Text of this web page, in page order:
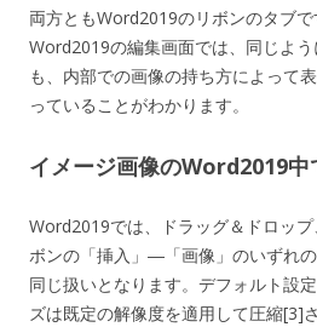
両方ともWord2019のリボンのタブで
Word2019の編集画面では、同じよ
も、内部での画像の持ち方によって
っていることがわかります。
イメージ画像のWord2019中
Word2019では、ドラッグ＆ドロッ
ボンの「挿入」―「画像」のいずれ
同じ扱いとなります。デフォルト設
ズは既定の解像度を適用して圧縮[3]